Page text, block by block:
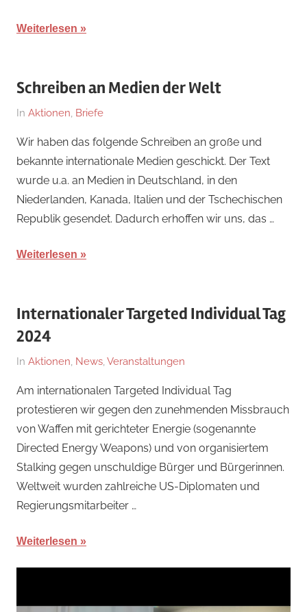
Weiterlesen
Schreiben an Medien der Welt
Am
August
2024
Von
In Aktionen, Briefe
Wir haben das folgende Schreiben an große und
bekannte internationale Medien geschickt. Der Text
wurde u.a. an Medien in Deutschland, in den
Niederlanden, Kanada, Italien und der Tschechischen
Republik gesendet. Dadurch erhoffen wir uns, das …
Weiterlesen
Internationaler Targeted Individual Tag
2024
Am
August
2024
Von
In Aktionen, News, Veranstaltungen
Am internationalen Targeted Individual Tag
protestieren wir gegen den zunehmenden Missbrauch
von Waffen mit gerichteter Energie (sogenannte
Directed Energy Weapons) und von organisiertem
Stalking gegen unschuldige Bürger und Bürgerinnen.
Weltweit wurden zahlreiche US-Diplomaten und
Regierungsmitarbeiter …
Weiterlesen